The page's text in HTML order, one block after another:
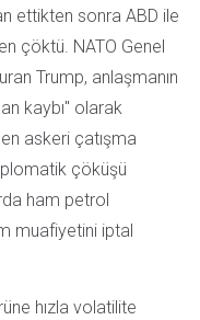
ettikten sonra ABD ile
çöktü. NATO Genel
Trump, anlaşmanın
kaybı" olarak
askeri çatışma
çöküşü
ham petrol
muafiyetini iptal
hızla volatilite